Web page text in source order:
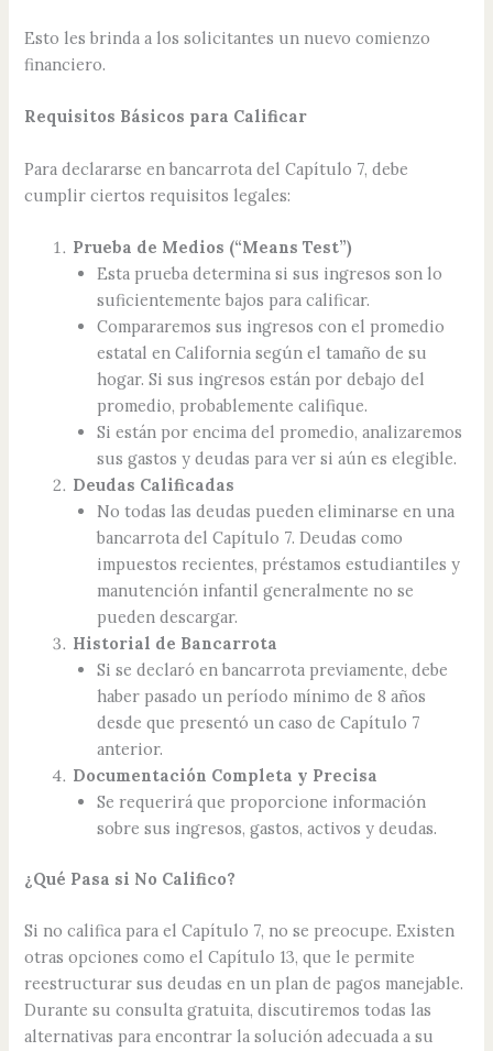
Esto les brinda a los solicitantes un nuevo comienzo
financiero.
Requisitos Básicos para Calificar
Para declararse en bancarrota del Capítulo 7, debe
cumplir ciertos requisitos legales:
Prueba de Medios (“Means Test”)
Esta prueba determina si sus ingresos son lo
suficientemente bajos para calificar.
Compararemos sus ingresos con el promedio
estatal en California según el tamaño de su
hogar. Si sus ingresos están por debajo del
promedio, probablemente califique.
Si están por encima del promedio, analizaremos
sus gastos y deudas para ver si aún es elegible.
Deudas Calificadas
No todas las deudas pueden eliminarse en una
bancarrota del Capítulo 7. Deudas como
impuestos recientes, préstamos estudiantiles y
manutención infantil generalmente no se
pueden descargar.
Historial de Bancarrota
Si se declaró en bancarrota previamente, debe
haber pasado un período mínimo de 8 años
desde que presentó un caso de Capítulo 7
anterior.
Documentación Completa y Precisa
Se requerirá que proporcione información
sobre sus ingresos, gastos, activos y deudas.
¿Qué Pasa si No Califico?
Si no califica para el Capítulo 7, no se preocupe. Existen
otras opciones como el Capítulo 13, que le permite
reestructurar sus deudas en un plan de pagos manejable.
Durante su consulta gratuita, discutiremos todas las
alternativas para encontrar la solución adecuada a su